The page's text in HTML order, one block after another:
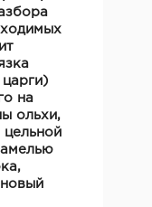
на
ольхи,
цельной